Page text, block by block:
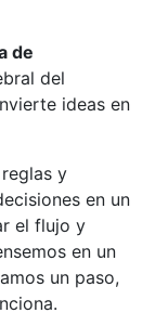
de
del
ideas en
y
en un
el flujo y
en un
un paso,